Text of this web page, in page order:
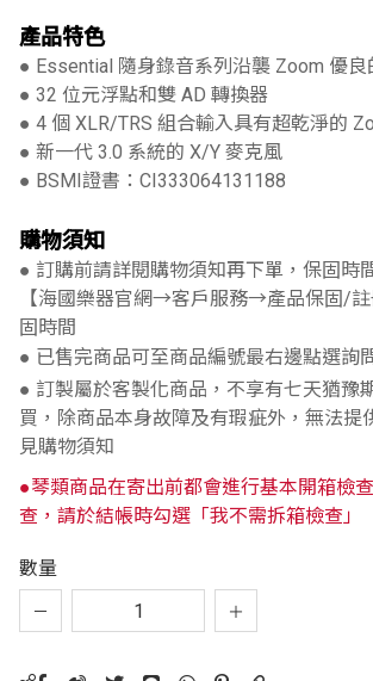
產品特色
● Essential 隨身錄音系列沿襲 Zoom 優良
● 32 位元浮點和雙 AD 轉換器
● 4 個 XLR/TRS 組合輸入具有超乾淨的
● 新一代 3.0 系統的 X/Y 麥克風
● BSMI證書：CI333064131188
購物須知
● 訂購前請詳閱購物須知再下單，保固時
【海國樂器官網→客戶服務→產品保固/
固時間
● 已售完商品可至商品編號最右邊點選詢
● 訂製屬於客製化商品，不享有七天猶豫
買，除商品本身故障及有瑕疵外，無法提
見購物須知
●琴類商品在寄出前都會進行基本開箱檢
查，請於結帳時勾選「我不需拆箱檢查」
數量